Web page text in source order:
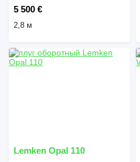
5 500 €
2,8 м
Lemken Opal 110